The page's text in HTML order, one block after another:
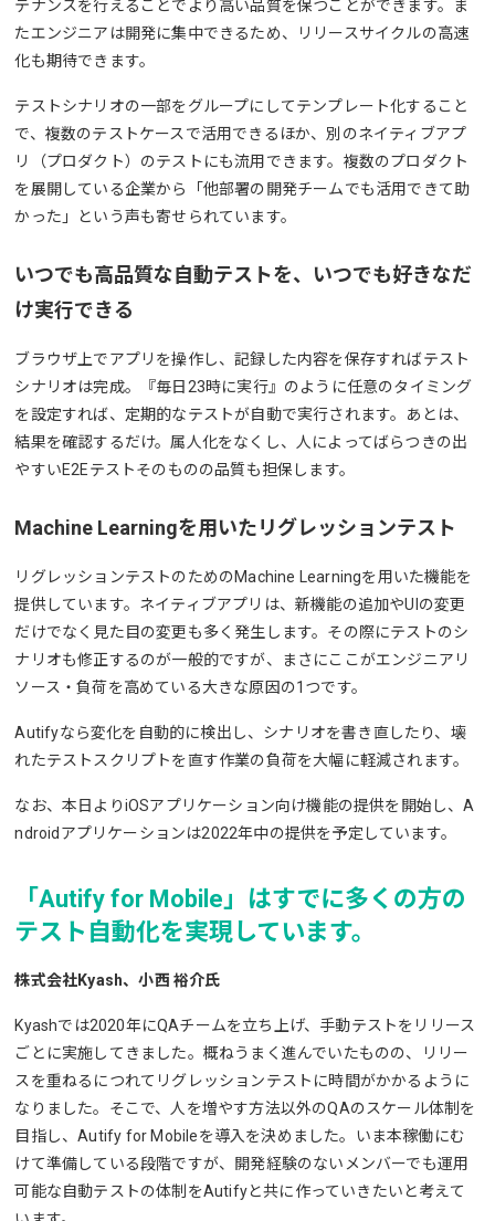
テナンスを行えることでより高い品質を保つことができます。ま
たエンジニアは開発に集中できるため、リリースサイクルの高速
化も期待できます。
テストシナリオの一部をグループにしてテンプレート化すること
で、複数のテストケースで活用できるほか、別のネイティブアプ
リ（プロダクト）のテストにも流用できます。複数のプロダクト
を展開している企業から「他部署の開発チームでも活用できて助
かった」という声も寄せられています。
いつでも高品質な自動テストを、いつでも好きなだ
け実行できる
ブラウザ上でアプリを操作し、記録した内容を保存すればテスト
シナリオは完成。『毎日23時に実行』のように任意のタイミング
を設定すれば、定期的なテストが自動で実行されます。あとは、
結果を確認するだけ。属人化をなくし、人によってばらつきの出
やすいE2Eテストそのものの品質も担保します。
Machine Learningを用いたリグレッションテスト
リグレッションテストのためのMachine Learningを用いた機能を
提供しています。ネイティブアプリは、新機能の追加やUIの変更
だけでなく見た目の変更も多く発生します。その際にテストのシ
ナリオも修正するのが一般的ですが、まさにここがエンジニアリ
ソース・負荷を高めている大きな原因の1つです。
Autifyなら変化を自動的に検出し、シナリオを書き直したり、壊
れたテストスクリプトを直す作業の負荷を大幅に軽減されます。
なお、本日よりiOSアプリケーション向け機能の提供を開始し、A
ndroidアプリケーションは2022年中の提供を予定しています。
「Autify for Mobile」はすでに多くの方の
テスト自動化を実現しています。
株式会社Kyash、小西 裕介氏
Kyashでは2020年にQAチームを立ち上げ、手動テストをリリース
ごとに実施してきました。概ねうまく進んでいたものの、リリー
スを重ねるにつれてリグレッションテストに時間がかかるように
なりました。そこで、人を増やす方法以外のQAのスケール体制を
目指し、Autify for Mobileを導入を決めました。いま本稼働にむ
けて準備している段階ですが、開発経験のないメンバーでも運用
可能な自動テストの体制をAutifyと共に作っていきたいと考えて